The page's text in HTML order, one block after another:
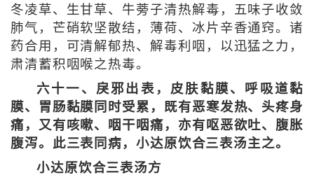
冬凌草、生甘草、牛蒡子清热解毒，五味子收敛
肺气，芒硝软坚散结，薄荷、冰片辛香通窍。诸
药合用，可清解郁热、解毒利咽，以迅猛之力，
肃清蓄积咽喉之热毒。
六十一、戾邪出表，皮肤黏膜、呼吸道黏
膜、胃肠黏膜同时受累，既有恶寒发热、头疼身
痛，又有咳嗽、咽干咽痛，亦有呕恶欲吐、腹胀
腹泻。此三表同病，小达原饮合三表汤主之。
小达原饮合三表汤方